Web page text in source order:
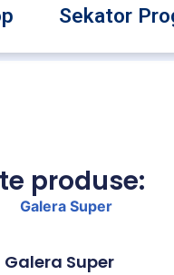
produse:
Galera Super